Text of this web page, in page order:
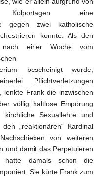
Kolportagen eine
gegen zwei katholische
konnte. Als den
nach einer Woche vom
bescheinigt wurde,
Pflichtverletzungen
lenkte Frank die inzwischen
völlig haltlose Empörung
Sexuallehre und
„reaktionären“ Kardinal
von weiteren
und damit das Perpetuieren
hatte damals schon die
Sie kürte Frank zum